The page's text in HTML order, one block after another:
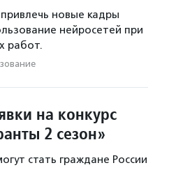
новые кадры
нейросетей при
работ.
на конкурс
2 сезон»
стать граждане России